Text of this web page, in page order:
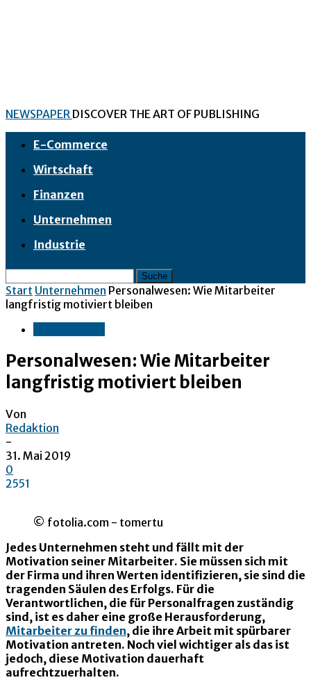
NEWSPAPER DISCOVER THE ART OF PUBLISHING
E-Commerce
Wirtschaft
Finanzen
Unternehmen
Industrie
Start Unternehmen Personalwesen: Wie Mitarbeiter
langfristig motiviert bleiben
Personalwesen: Wie Mitarbeiter
langfristig motiviert bleiben
Von
Redaktion
-
31. Mai 2019
0
2551
© fotolia.com - tomertu
Jedes Unternehmen steht und fällt mit der
Motivation seiner Mitarbeiter. Sie müssen sich mit
der Firma und ihren Werten identifizieren, sie sind die
tragenden Säulen des Erfolgs. Für die
Verantwortlichen, die für Personalfragen zuständig
sind, ist es daher eine große Herausforderung,
Mitarbeiter zu finden, die ihre Arbeit mit spürbarer
Motivation antreten. Noch viel wichtiger als das ist
jedoch, diese Motivation dauerhaft
aufrechtzuerhalten.